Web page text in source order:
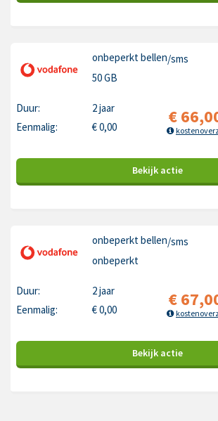
onbeperkt bellen/sms
50 GB
Duur:
2 jaar
Eenmalig:
€0,00 €
Bekijk actie
onbeperkt bellen/sms
onbeperkt
Duur:
2 jaar
Eenmalig:
€0,00 €
Bekijk actie